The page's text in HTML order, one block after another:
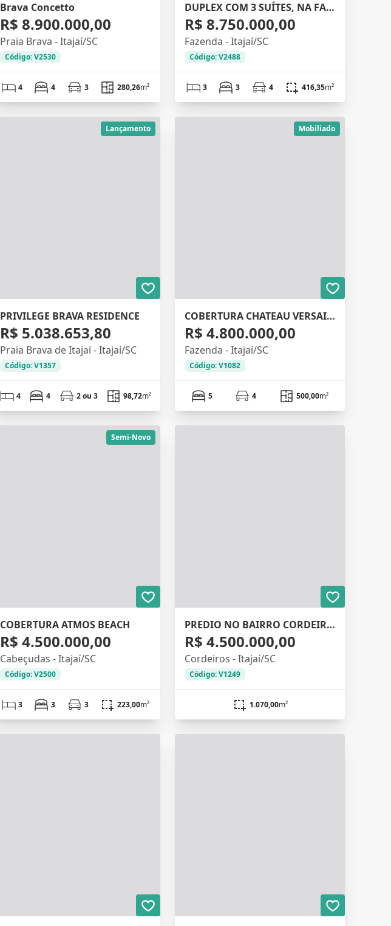
Brava Concetto
R$ 8.900.000,00
Praia Brava - Itajaí/SC
Código: V2530
4 4 3 280,26m²
DUPLEX COM 3 SUÍTES, NA FAZENDA, 329M²
R$ 8.750.000,00
Fazenda - Itajaí/SC
Código: V2488
3 3 4 416,35m²
Lançamento
PRIVILEGE BRAVA RESIDENCE
R$ 5.038.653,80
Praia Brava de Itajaí - Itajaí/SC
Código: V1357
4 4 2 ou 3 98,72m²
Mobiliado
COBERTURA CHATEAU VERSAILLES
R$ 4.800.000,00
Fazenda - Itajaí/SC
Código: V1082
5 4 500,00m²
Semi-Novo
COBERTURA ATMOS BEACH
R$ 4.500.000,00
Cabeçudas - Itajaí/SC
Código: V2500
3 3 3 223,00m²
PREDIO NO BAIRRO CORDEIROS
R$ 4.500.000,00
Cordeiros - Itajaí/SC
Código: V1249
1.070,00m²